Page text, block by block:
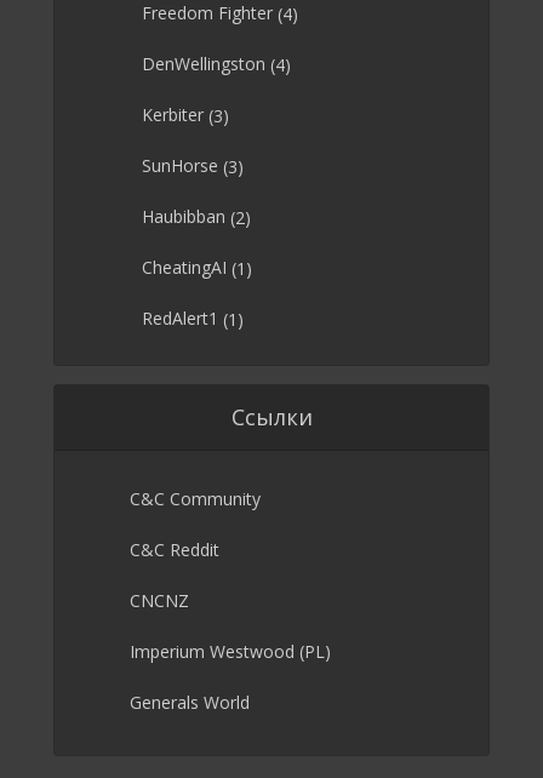
Freedom Fighter (4)
DenWellingston (4)
Kerbiter (3)
SunHorse (3)
Haubibban (2)
CheatingAI (1)
RedAlert1 (1)
Ссылки
C&C Community
C&C Reddit
CNCNZ
Imperium Westwood (PL)
Generals World